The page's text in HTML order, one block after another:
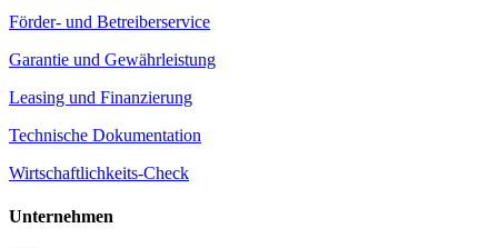
Förder- und Betreiberservice
Garantie und Gewährleistung
Leasing und Finanzierung
Technische Dokumentation
Wirtschaftlichkeits-Check
Unternehmen